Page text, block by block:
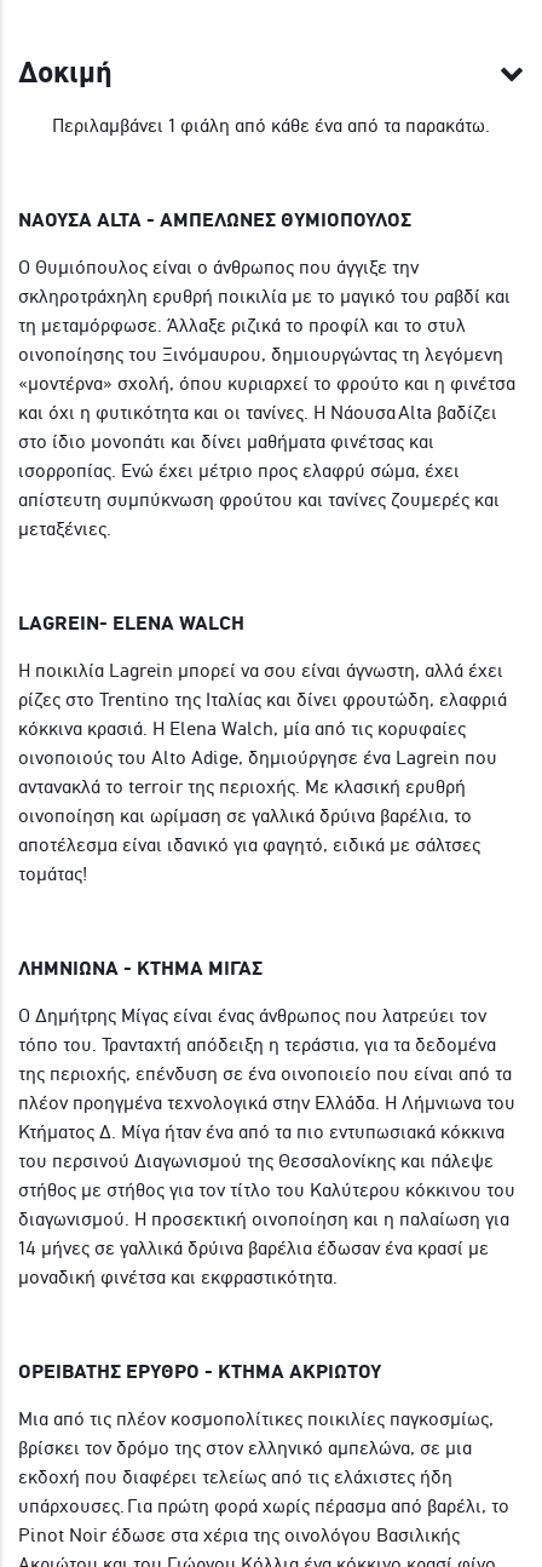
Δοκιμή
Περιλαμβάνει 1 φιάλη από κάθε ένα από τα παρακάτω.
ΝΑΟΥΣΑ ALTA - ΑΜΠΕΛΩΝΕΣ ΘΥΜΙΟΠΟΥΛΟΣ
Ο Θυμιόπουλος είναι ο άνθρωπος που άγγιξε την
σκληροτράχηλη ερυθρή ποικιλία με το μαγικό του ραβδί και
τη μεταμόρφωσε. Άλλαξε ριζικά το προφίλ και το στυλ
οινοποίησης του Ξινόμαυρου, δημιουργώντας τη λεγόμενη
«μοντέρνα» σχολή, όπου κυριαρχεί το φρούτο και η φινέτσα
και όχι η φυτικότητα και οι τανίνες. Η Νάουσα Alta βαδίζει
στο ίδιο μονοπάτι και δίνει μαθήματα φινέτσας και
ισορροπίας. Ενώ έχει μέτριο προς ελαφρύ σώμα, έχει
απίστευτη συμπύκνωση φρούτου και τανίνες ζουμερές και
μεταξένιες.
LAGREIN- ELENA WALCH
Η ποικιλία Lagrein μπορεί να σου είναι άγνωστη, αλλά έχει
ρίζες στο Trentino της Ιταλίας και δίνει φρουτώδη, ελαφριά
κόκκινα κρασιά. Η Elena Walch, μία από τις κορυφαίες
οινοποιούς του Alto Adige, δημιούργησε ένα Lagrein που
αντανακλά το terroir της περιοχής. Με κλασική ερυθρή
οινοποίηση και ωρίμαση σε γαλλικά δρύινα βαρέλια, το
αποτέλεσμα είναι ιδανικό για φαγητό, ειδικά με σάλτσες
τομάτας!
ΛΗΜΝΙΩΝΑ - ΚΤΗΜΑ ΜΙΓΑΣ
Ο Δημήτρης Μίγας είναι ένας άνθρωπος που λατρεύει τον
τόπο του. Τρανταχτή απόδειξη η τεράστια, για τα δεδομένα
της περιοχής, επένδυση σε ένα οινοποιείο που είναι από τα
πλέον προηγμένα τεχνολογικά στην Ελλάδα. Η Λήμνιωνα του
Κτήματος Δ. Μίγα ήταν ένα από τα πιο εντυπωσιακά κόκκινα
του περσινού Διαγωνισμού της Θεσσαλονίκης και πάλεψε
στήθος με στήθος για τον τίτλο του Καλύτερου κόκκινου του
διαγωνισμού. Η προσεκτική οινοποίηση και η παλαίωση για
14 μήνες σε γαλλικά δρύινα βαρέλια έδωσαν ένα κρασί με
μοναδική φινέτσα και εκφραστικότητα.
ΟΡΕΙΒΑΤΗΣ ΕΡΥΘΡΟ - ΚΤΗΜΑ ΑΚΡΙΩΤΟΥ
Μια από τις πλέον κοσμοπολίτικες ποικιλίες παγκοσμίως,
βρίσκει τον δρόμο της στον ελληνικό αμπελώνα, σε μια
εκδοχή που διαφέρει τελείως από τις ελάχιστες ήδη
υπάρχουσες. Για πρώτη φορά χωρίς πέρασμα από βαρέλι, το
Pinot Noir έδωσε στα χέρια της οινολόγου Βασιλικής